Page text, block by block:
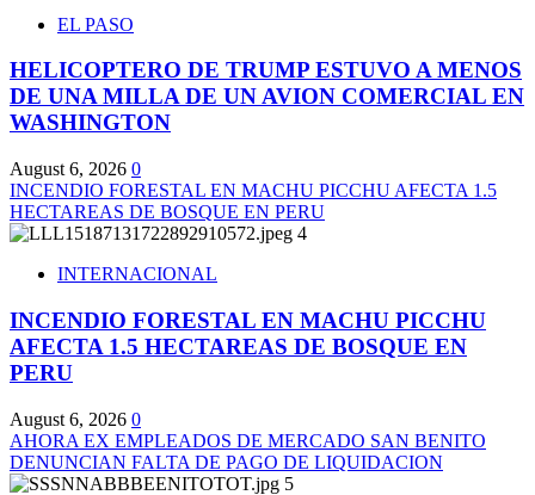
EL PASO
HELICOPTERO DE TRUMP ESTUVO A MENOS
DE UNA MILLA DE UN AVION COMERCIAL EN
WASHINGTON
August 6, 2026 0
INCENDIO FORESTAL EN MACHU PICCHU AFECTA 1.5
HECTAREAS DE BOSQUE EN PERU
4
INTERNACIONAL
INCENDIO FORESTAL EN MACHU PICCHU
AFECTA 1.5 HECTAREAS DE BOSQUE EN
PERU
August 6, 2026 0
AHORA EX EMPLEADOS DE MERCADO SAN BENITO
DENUNCIAN FALTA DE PAGO DE LIQUIDACION
5